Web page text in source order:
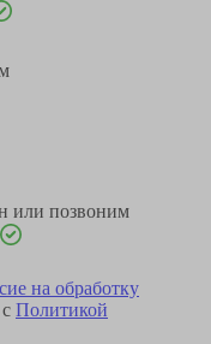
или позвоним
на обработку
Политикой